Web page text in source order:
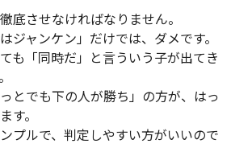
底させなければなりません。
ジャンケン」だけでは、ダメです。
も「同時だ」と言ういう子が出てき
とでも下の人が勝ち」の方が、はっ
す。
プルで、判定しやすい方がいいので